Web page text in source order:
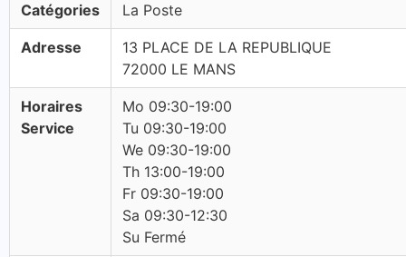
Catégories La Poste
Adresse
13 PLACE DE LA REPUBLIQUE
72000 LE MANS
Horaires
Service
Mo 09:30-19:00
Tu 09:30-19:00
We 09:30-19:00
Th 13:00-19:00
Fr 09:30-19:00
Sa 09:30-12:30
Su Fermé